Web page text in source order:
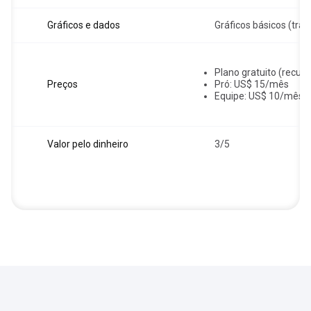
Gráficos e dados
Preços
Valor pelo dinheiro
Gráficos básicos
Plano gratuito
Pró: US$ 15/mês
Equipe: US$ 10/mês
3/5